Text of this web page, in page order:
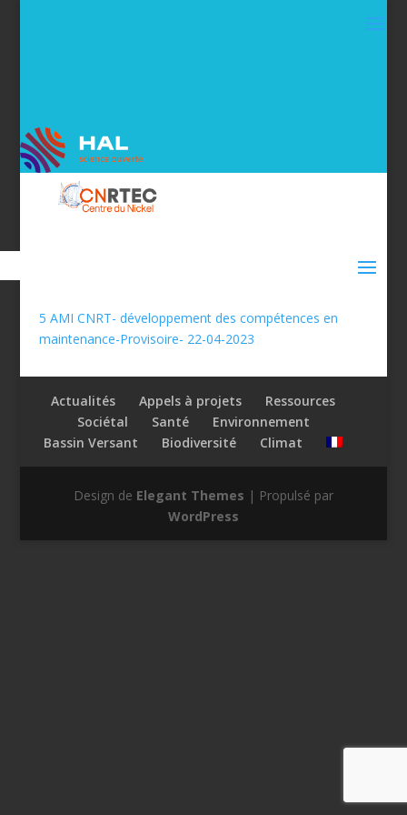
5 AMI CNRT- développement des compétences en
maintenance-Provisoire- 22-04-2023
Actualités Appels à projets
Ressources
Sociétal
Santé
Environnement
Bassin Versant
Biodiversité Climat
Design de Elegant Themes | Propulsé par
WordPress